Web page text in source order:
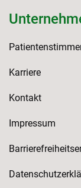
Karriere
Kontakt
Impressum